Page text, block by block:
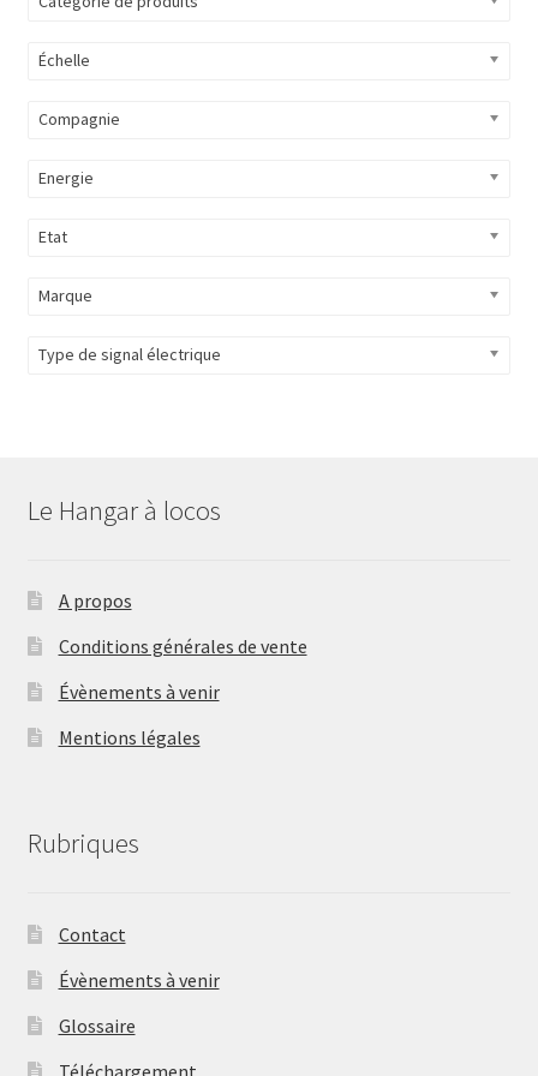
Échelle
Compagnie
Energie
Etat
Marque
Type de signal électrique
Le Hangar à locos
A propos
Conditions générales de vente
Évènements à venir
Mentions légales
Rubriques
Contact
Évènements à venir
Glossaire
Téléchargement